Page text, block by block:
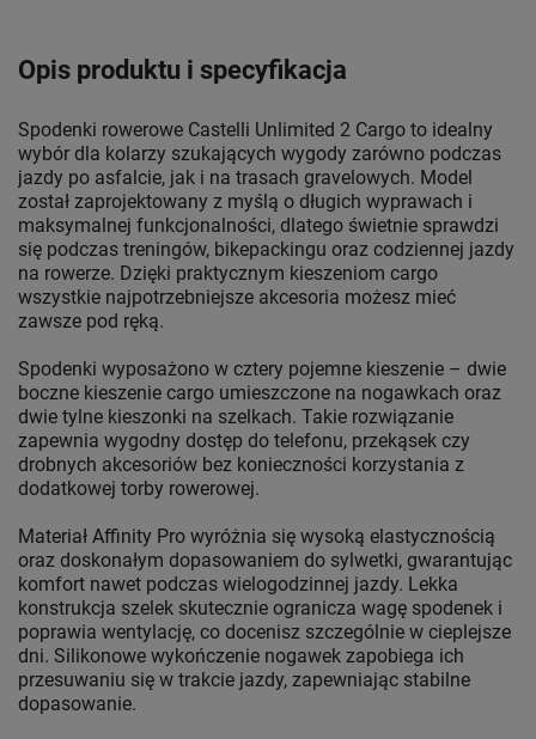
Opis produktu i specyfikacja
Spodenki rowerowe Castelli Unlimited 2 Cargo to idealny
wybór dla kolarzy szukających wygody zarówno podczas
jazdy po asfalcie, jak i na trasach gravelowych. Model
został zaprojektowany z myślą o długich wyprawach i
maksymalnej funkcjonalności, dlatego świetnie sprawdzi
się podczas treningów, bikepackingu oraz codziennej jazdy
na rowerze. Dzięki praktycznym kieszeniom cargo
wszystkie najpotrzebniejsze akcesoria możesz mieć
zawsze pod ręką.
Spodenki wyposażono w cztery pojemne kieszenie – dwie
boczne kieszenie cargo umieszczone na nogawkach oraz
dwie tylne kieszonki na szelkach. Takie rozwiązanie
zapewnia wygodny dostęp do telefonu, przekąsek czy
drobnych akcesoriów bez konieczności korzystania z
dodatkowej torby rowerowej.
Materiał Affinity Pro wyróżnia się wysoką elastycznością
oraz doskonałym dopasowaniem do sylwetki, gwarantując
komfort nawet podczas wielogodzinnej jazdy. Lekka
konstrukcja szelek skutecznie ogranicza wagę spodenek i
poprawia wentylację, co docenisz szczególnie w cieplejsze
dni. Silikonowe wykończenie nogawek zapobiega ich
przesuwaniu się w trakcie jazdy, zapewniając stabilne
dopasowanie.